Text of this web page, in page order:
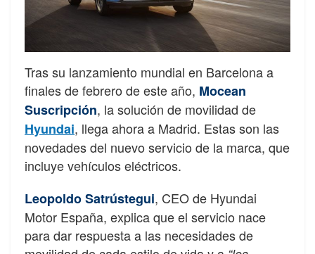
Tras su lanzamiento mundial en Barcelona a
finales de febrero de este año, Mocean
Suscripción, la solución de movilidad de
Hyundai, llega ahora a Madrid. Estas son las
novedades del nuevo servicio de la marca, que
incluye vehículos eléctricos.
Leopoldo Satrústegui, CEO de Hyundai
Motor España, explica que el servicio nace
para dar respuesta a las necesidades de